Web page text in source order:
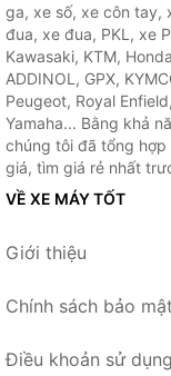
ga, xe số, xe côn tay,
đua, xe đua, PKL, xe
Kawasaki, KTM,
ADDINOL, GPX,
Peugeot, Royal
Yamaha... Bằng khả
chúng tôi đã tổng
giá, tìm giá rẻ nhất
VỀ XE MÁY TỐT
Giới thiệu
Chính sách bảo mật
Điều khoản sử dụng